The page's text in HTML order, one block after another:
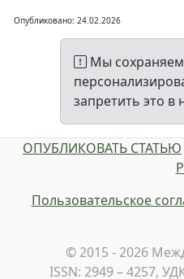
Опубликовано: 24.02.2026
Мы сохраняем
запретить это в
ОПУБЛИКОВАТЬ СТАТЬЮ
Пользовательское
© 2015 - 2026
ISSN: 2949 – 4257,